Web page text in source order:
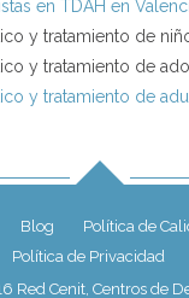
en TDAH en
y tratamiento de
y tratamiento de
y tratamiento de
Blog Política de
Política de Privacidad
Red Cenit, Centros de